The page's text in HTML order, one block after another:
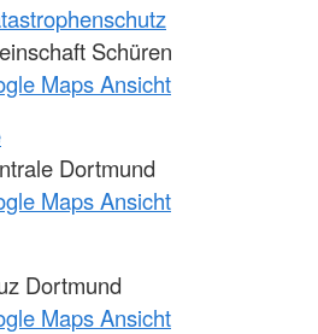
Schüren
Maps Ansicht
Dortmund
Maps Ansicht
Dortmund
Maps Ansicht